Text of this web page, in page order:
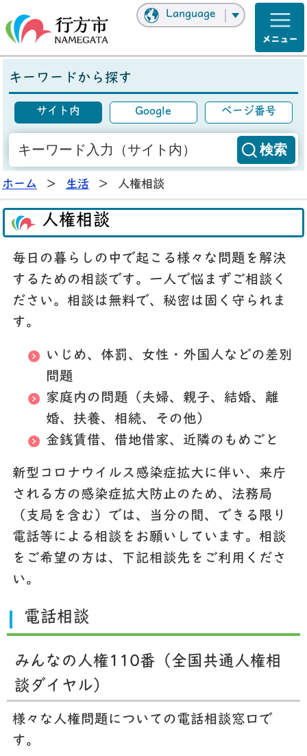
Language
キーワードから探す
サイト内 Google ページ番号
ホーム > 生活 > 人権相談
人権相談
毎日の暮らしの中で起こる様々な問題を解決
するための相談です。一人で悩まずご相談く
ださい。相談は無料で、秘密は固く守られま
す。
いじめ、体罰、女性・外国人などの差別
問題
家庭内の問題（夫婦、親子、結婚、離
婚、扶養、相続、その他）
金銭賃借、借地借家、近隣のもめごと
新型コロナウイルス感染症拡大に伴い、来庁
される方の感染症拡大防止のため、法務局
（支局を含む）では、当分の間、できる限り
電話等による相談をお願いしています。相談
をご希望の方は、下記相談先をご利用くださ
い。
電話相談
みんなの人権110番（全国共通人権相
談ダイヤル）
様々な人権問題についての電話相談窓口で
す。